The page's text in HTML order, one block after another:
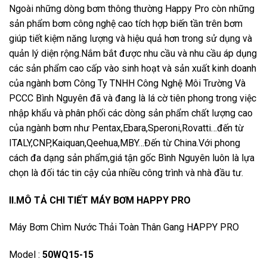
Ngoài những dòng bơm thông thường Happy Pro còn những
sản phẩm bơm công nghệ cao tích hợp biến tần trên bơm
giúp tiết kiệm năng lượng và hiệu quả hơn trong sử dụng và
quản lý diện rộng.Nắm bắt được nhu cầu và nhu cầu áp dụng
các sản phẩm cao cấp vào sinh hoạt và sản xuất kinh doanh
của ngành bơm Công Ty TNHH Công Nghệ Môi Trường Và
PCCC Bình Nguyên đã và đang là lá cờ tiên phong trong việc
nhập khẩu và phân phối các dòng sản phẩm chất lượng cao
của ngành bơm như Pentax,Ebara,Speroni,Rovatti…đến từ
ITALY,CNP,Kaiquan,Qeehua,MBY…Đến từ China.Với phong
cách đa dạng sản phẩm,giá tận gốc Bình Nguyên luôn là lựa
chọn là đối tác tin cậy của nhiều công trình và nhà đầu tư.
II.MÔ TẢ CHI TIẾT MÁY BƠM HAPPY PRO
Máy Bơm Chìm Nước Thải Toàn Thân Gang HAPPY PRO
Model : 50WQ15-15